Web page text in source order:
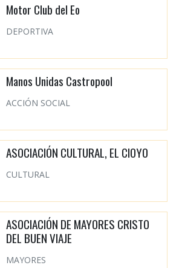
Motor Club del Eo
DEPORTIVA
Manos Unidas Castropool
ACCIÓN SOCIAL
ASOCIACIÓN CULTURAL, EL CIOYO
CULTURAL
ASOCIACIÓN DE MAYORES CRISTO
DEL BUEN VIAJE
MAYORES